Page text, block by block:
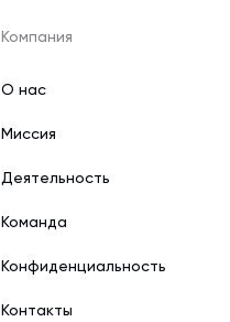
Компания
О нас
Миссия
Деятельность
Команда
Конфиденциальность
Контакты